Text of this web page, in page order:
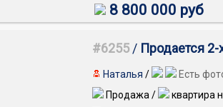
8 800 000 руб
#6255 / Продается 2-
Наталья /
Есть
Продажа /
квартира